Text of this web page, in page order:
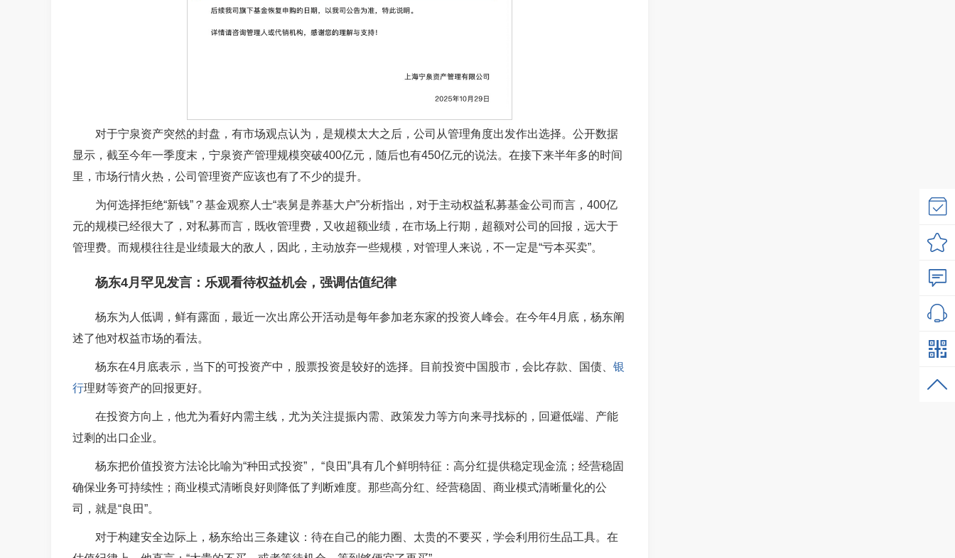
对于宁泉资产突然的封盘，有市场观点认为，是规模太大之后，公司从管理角度出发作出选择。公开数据
显示，截至今年一季度末，宁泉资产管理规模突破400亿元，随后也有450亿元的说法。在接下来半年多的时间
里，市场行情火热，公司管理资产应该也有了不少的提升。
为何选择拒绝“新钱”？基金观察人士“表舅是养基大户”分析指出，对于主动权益私募基金公司而言，400亿
元的规模已经很大了，对私募而言，既收管理费，又收超额业绩，在市场上行期，超额对公司的回报，远大于
管理费。而规模往往是业绩最大的敌人，因此，主动放弃一些规模，对管理人来说，不一定是“亏本买卖”。
杨东4月罕见发言：乐观看待权益机会，强调估值纪律
杨东为人低调，鲜有露面，最近一次出席公开活动是每年参加老东家的投资人峰会。在今年4月底，杨东阐
述了他对权益市场的看法。
杨东在4月底表示，当下的可投资产中，股票投资是较好的选择。目前投资中国股市，会比存款、国债、 银
行理财等资产的回报更好。
在投资方向上，他尤为看好内需主线，尤为关注提振内需、政策发力等方向来寻找标的，回避低端、产能
过剩的出口企业。
杨东把价值投资方法论比喻为“种田式投资”， “良田”具有几个鲜明特征：高分红提供稳定现金流；经营稳固
确保业务可持续性；商业模式清晰良好则降低了判断难度。那些高分红、经营稳固、商业模式清晰量化的公
司，就是“良田”。
对于构建安全边际上，杨东给出三条建议：待在自己的能力圈、太贵的不要买，学会利用衍生品工具。在